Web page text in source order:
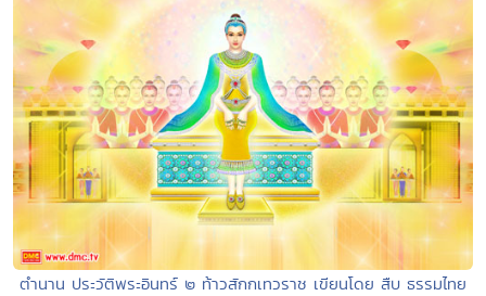
ตำนาน ประวัติพระอินทร์ ๒ ท้าวสักกเทวราช เขียนโดย สืบ ธรรมไทย